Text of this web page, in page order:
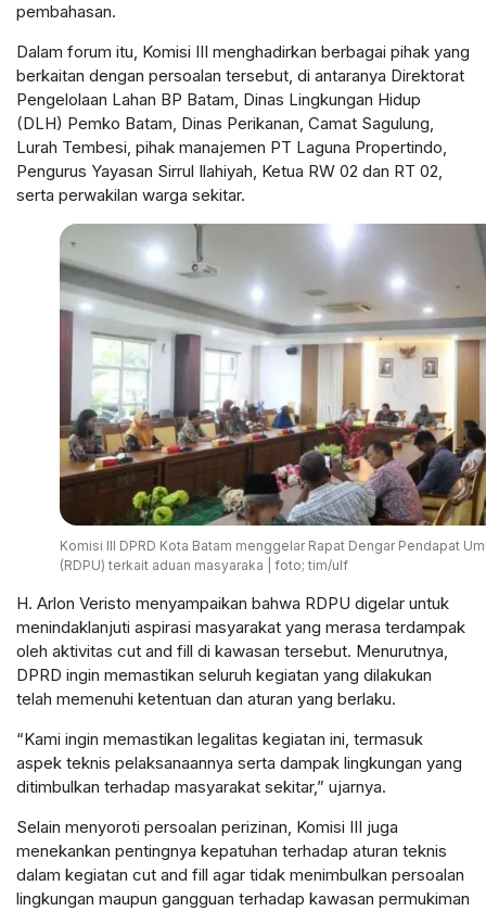
pembahasan.
Dalam forum itu, Komisi III menghadirkan berbagai pihak yang
berkaitan dengan persoalan tersebut, di antaranya Direktorat
Pengelolaan Lahan BP Batam, Dinas Lingkungan Hidup
(DLH) Pemko Batam, Dinas Perikanan, Camat Sagulung,
Lurah Tembesi, pihak manajemen PT Laguna Propertindo,
Pengurus Yayasan Sirrul Ilahiyah, Ketua RW 02 dan RT 02,
serta perwakilan warga sekitar.
Komisi III DPRD Kota Batam menggelar Rapat Dengar Pendapat
(RDPU) terkait aduan masyaraka | foto; tim/ulf
H. Arlon Veristo menyampaikan bahwa RDPU digelar untuk
menindaklanjuti aspirasi masyarakat yang merasa terdampak
oleh aktivitas cut and fill di kawasan tersebut. Menurutnya,
DPRD ingin memastikan seluruh kegiatan yang dilakukan
telah memenuhi ketentuan dan aturan yang berlaku.
“Kami ingin memastikan legalitas kegiatan ini, termasuk
aspek teknis pelaksanaannya serta dampak lingkungan yang
ditimbulkan terhadap masyarakat sekitar,” ujarnya.
Selain menyoroti persoalan perizinan, Komisi III juga
menekankan pentingnya kepatuhan terhadap aturan teknis
dalam kegiatan cut and fill agar tidak menimbulkan persoalan
lingkungan maupun gangguan terhadap kawasan permukiman